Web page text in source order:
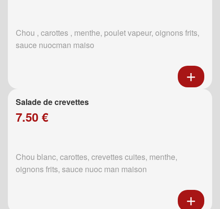
Chou , carottes , menthe, poulet vapeur, oignons frits,
sauce nuocman maiso
Salade de crevettes
7.50 €
Chou blanc, carottes, crevettes cuites, menthe,
oignons frits, sauce nuoc man maison